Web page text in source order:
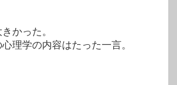
かった。
理学の内容はたった一言。